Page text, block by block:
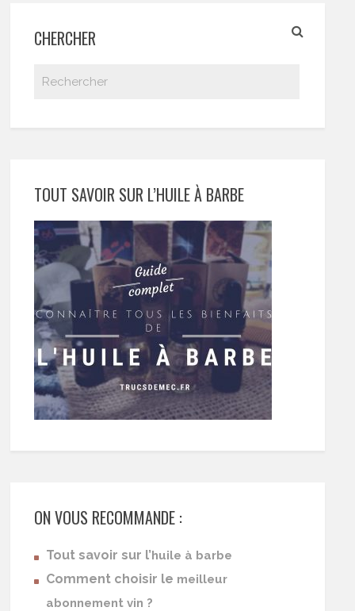
CHERCHER
TOUT SAVOIR SUR L’HUILE À BARBE
ON VOUS RECOMMANDE :
Tout savoir sur l’huile à barbe
Comment choisir le meilleur
abonnement vin ?